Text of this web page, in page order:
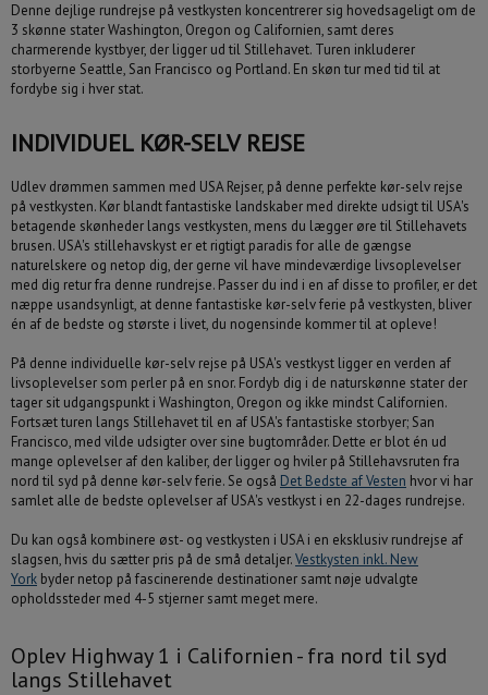
Rejsen skal indeholde:
Sæt mindst ét flueben
Krydstogt
man fre
27 28 29 30 31 1 2
3 4 5 6 7 8 9
10 11 12 13 14 15 16
17 18 19 20 21 22 23
28
31 1 2 3 4 5 6
i dag slet luk
Er fleksibel +/- 3 dage
Denne dejlige rundrejse på vestkysten koncentrerer sig hovedsageligt om de
3 skønne stater Washington, Oregon og Californien, samt deres
charmerende kystbyer, der ligger ud til Stillehavet. Turen inkluderer
storbyerne Seattle, San Francisco og Portland. En skøn tur med tid til at
fordybe sig i hver stat.
INDIVIDUEL KØR-SELV REJSE
Udlev drømmen sammen med USA Rejser, på denne perfekte kør-selv rejse
på vestkysten. Kør blandt fantastiske landskaber med direkte udsigt til USA's
betagende skønheder langs vestkysten, mens du lægger øre til Stillehavets
brusen. USA's stillehavskyst er et rigtigt paradis for alle de gængse
naturelskere og netop dig, der gerne vil have mindeværdige livsoplevelser
med dig retur fra denne rundrejse. Passer du ind i en af disse to profiler, er det
næppe usandsynligt, at denne fantastiske kør-selv ferie på vestkysten, bliver
én af de bedste og største i livet, du nogensinde kommer til at opleve!
På denne individuelle kør-selv rejse på USA's vestkyst ligger en verden af
livsoplevelser som perler på en snor. Fordyb dig i de naturskønne stater der
tager sit udgangspunkt i Washington, Oregon og ikke mindst Californien.
Fortsæt turen langs Stillehavet til en af USA's fantastiske storbyer; San
Francisco, med vilde udsigter over sine bugtområder. Dette er blot én ud
mange oplevelser af den kaliber, der ligger og hviler på Stillehavsruten fra
nord til syd på denne kør-selv ferie. Se også Det Bedste af Vesten hvor vi har
samlet alle de bedste oplevelser af USA's vestkyst i en 22-dages rundrejse.
Du kan også kombinere øst- og vestkysten i USA i en eksklusiv rundrejse af
slagsen, hvis du sætter pris på de små detaljer.Vestkysten inkl. New
York byder netop på fascinerende destinationer samt nøje udvalgte
opholdssteder med 4-5 stjerner samt meget mere.
Oplev Highway 1 i Californien - fra nord til syd
langs Stillehavet